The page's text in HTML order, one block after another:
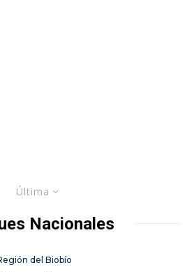
Última
Nacionales
del Biobío